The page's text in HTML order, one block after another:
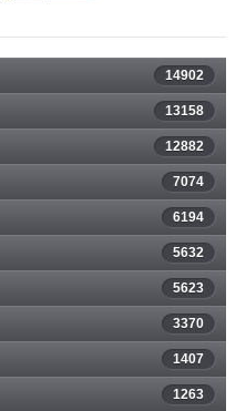
14902
13158
12882
7074
6194
5632
5623
3370
1407
1263